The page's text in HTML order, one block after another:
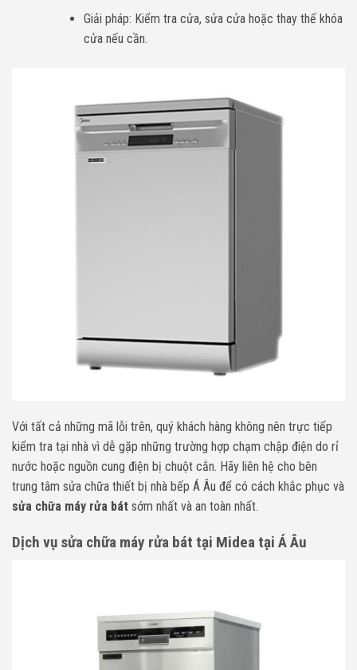
Giải pháp: Kiểm tra cửa, sửa cửa hoặc thay thế khóa
cửa nếu cần.
Với tất cả những mã lỗi trên, quý khách hàng không nên trực tiếp
kiểm tra tại nhà vì dễ gặp những trường hợp chạm chập điện do rỉ
nước hoặc nguồn cung điện bị chuột cắn. Hãy liên hệ cho bên
trung tâm sửa chữa thiết bị nhà bếp Á Âu để có cách khắc phục và
sửa chữa máy rửa bát sớm nhất và an toàn nhất.
Dịch vụ sửa chữa máy rửa bát tại Midea tại Á Âu